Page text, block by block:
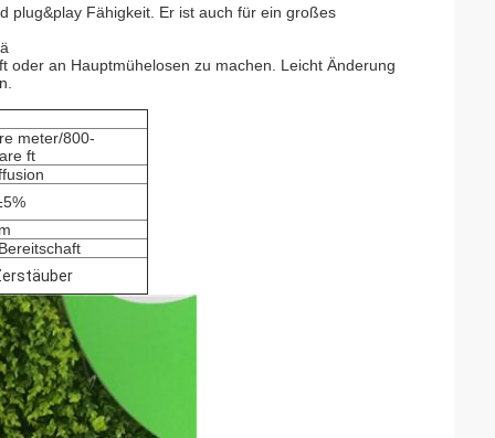
plug&play Fähigkeit. Er ist auch für ein großes
an Hauptmühelosen zu machen. Leicht Änderung
meter/800-
ft